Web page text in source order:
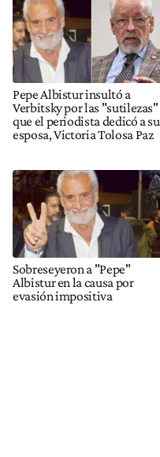
Pepe Albistur insultó a
Verbitsky por las "sutilezas"
que el periodista dedicó a su
esposa, Victoria Tolosa Paz
Sobreseyeron a "Pepe"
Albistur en la causa por
evasión impositiva